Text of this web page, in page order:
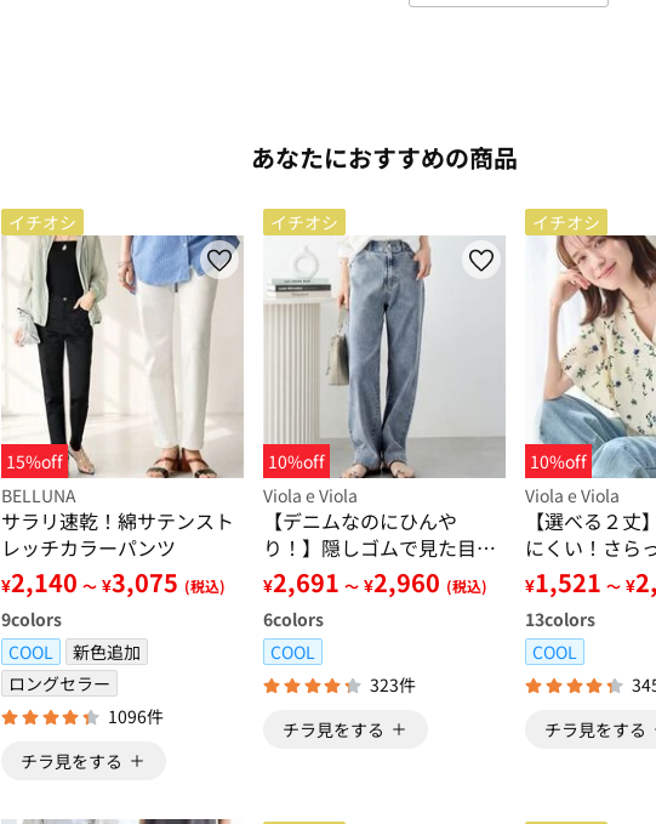
あなたにおすすめの商品
イチオシ
15%off
BELLUNA
サラリ速乾！綿サテンスト
レッチカラーパンツ
¥2,140 ～ ¥3,075 (税込)
9colors
COOL
新色追加
ロングセラー
1096件
チラ見をする
イチオシ
10%off
Viola e Viola
【デニムなのにひんや
り！】隠しゴムで見た目す
っきり！ストレッチ楽ちん
デニム
¥2,691 ～ ¥2,960 (税込)
6colors
COOL
323件
チラ見をする
イチオシ
10%off
Viola e Viola
【選べる２丈
にくい！さら
アスリーブブ
¥1,521 ～ ¥
13colors
COOL
チラ見をする